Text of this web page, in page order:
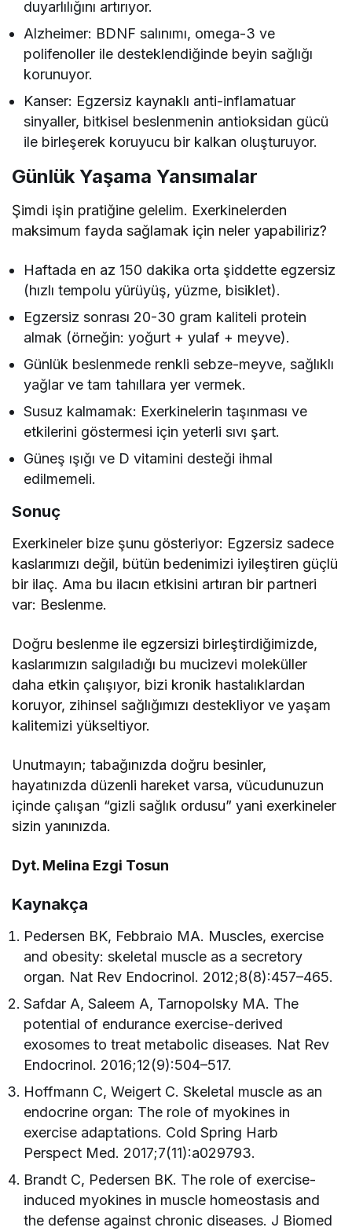
duyarlılığını artırıyor.
Alzheimer: BDNF salınımı, omega-3 ve
polifenoller ile desteklendiğinde beyin sağlığı
korunuyor.
Kanser: Egzersiz kaynaklı anti-inflamatuar
sinyaller, bitkisel beslenmenin antioksidan gücü
ile birleşerek koruyucu bir kalkan oluşturuyor.
Günlük Yaşama Yansımalar
Şimdi işin pratiğine gelelim. Exerkinelerden
maksimum fayda sağlamak için neler yapabiliriz?
Haftada en az 150 dakika orta şiddette egzersiz
(hızlı tempolu yürüyüş, yüzme, bisiklet).
Egzersiz sonrası 20-30 gram kaliteli protein
almak (örneğin: yoğurt + yulaf + meyve).
Günlük beslenmede renkli sebze-meyve, sağlıklı
yağlar ve tam tahıllara yer vermek.
Susuz kalmamak: Exerkinelerin taşınması ve
etkilerini göstermesi için yeterli sıvı şart.
Güneş ışığı ve D vitamini desteği ihmal
edilmemeli.
Sonuç
Exerkineler bize şunu gösteriyor: Egzersiz sadece
kaslarımızı değil, bütün bedenimizi iyileştiren güçlü
bir ilaç. Ama bu ilacın etkisini artıran bir partneri
var: Beslenme.
Doğru beslenme ile egzersizi birleştirdiğimizde,
kaslarımızın salgıladığı bu mucizevi moleküller
daha etkin çalışıyor, bizi kronik hastalıklardan
koruyor, zihinsel sağlığımızı destekliyor ve yaşam
kalitemizi yükseltiyor.
Unutmayın; tabağınızda doğru besinler,
hayatınızda düzenli hareket varsa, vücudunuzun
içinde çalışan “gizli sağlık ordusu” yani exerkineler
sizin yanınızda.
Dyt. Melina Ezgi Tosun
Kaynakça
Pedersen BK, Febbraio MA. Muscles, exercise
and obesity: skeletal muscle as a secretory
organ. Nat Rev Endocrinol. 2012;8(8):457–465.
Safdar A, Saleem A, Tarnopolsky MA. The
potential of endurance exercise-derived
exosomes to treat metabolic diseases. Nat Rev
Endocrinol. 2016;12(9):504–517.
Hoffmann C, Weigert C. Skeletal muscle as an
endocrine organ: The role of myokines in
exercise adaptations. Cold Spring Harb
Perspect Med. 2017;7(11):a029793.
Brandt C, Pedersen BK. The role of exercise-
induced myokines in muscle homeostasis and
the defense against chronic diseases. J Biomed